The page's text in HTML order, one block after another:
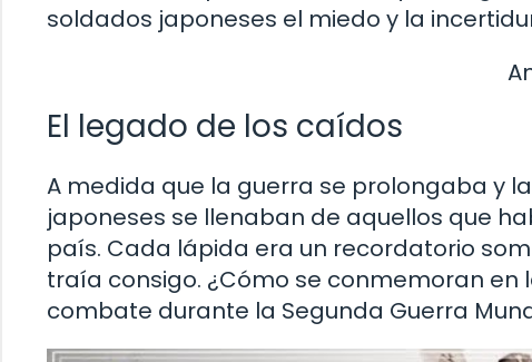
soldados japoneses el miedo y la
El legado de los caídos
A medida que la guerra se prolongaba y
japoneses se llenaban de aquellos que
país. Cada lápida era un recordatorio
traía consigo. ¿Cómo se conmemoran
combate durante la Segunda Guerra